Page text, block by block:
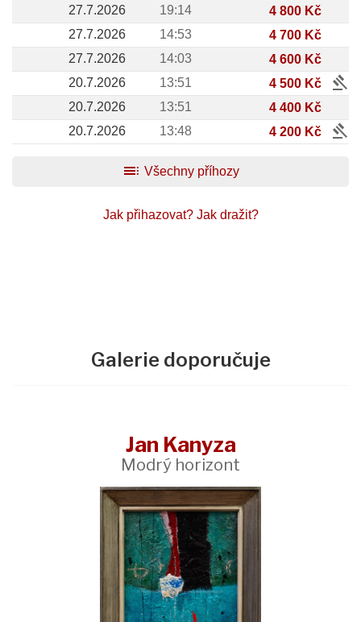
27.7.2026 19:14
4 800 Kč
27.7.2026
14:53
4 700 Kč
27.7.2026
14:03
4 600 Kč
20.7.2026
13:51 4 500 Kč gavel
20.7.2026 13:51
4 400 Kč
20.7.2026
13:48 4 200 Kč
gavel
toc Všechny příhozy
Jak přihazovat? Jak dražit?
Galerie doporučuje
Jan Kanyza
Modrý horizont